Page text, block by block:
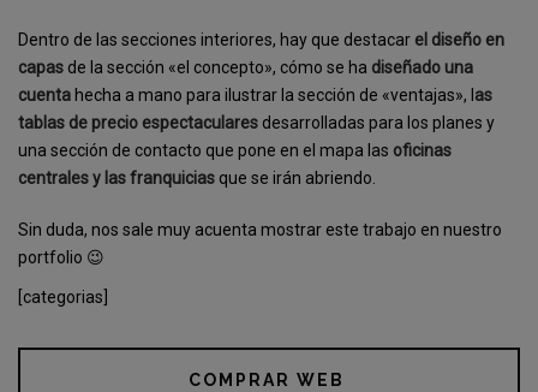
Dentro de las secciones interiores, hay que destacar el diseño en
capas de la sección «el concepto», cómo se ha diseñado una
cuenta hecha a mano para ilustrar la sección de «ventajas», l as
tablas de precio espectaculares desarrolladas para los planes y
una sección de contacto que pone en el mapa las oficinas
centrales y las franquicias que se irán abriendo.
Sin duda, nos sale muy acuenta mostrar este trabajo en nuestro
portfolio 😉
[categorias]
COMPRAR WEB